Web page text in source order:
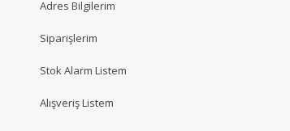
Adres Bilgilerim
Siparişlerim
Stok Alarm Listem
Alışveriş Listem